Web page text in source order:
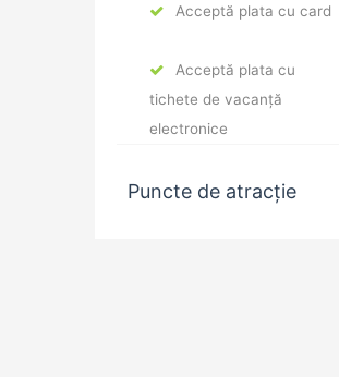
Acceptă plata cu card
Acceptă plata cu
tichete de vacanță
electronice
Puncte de atracție